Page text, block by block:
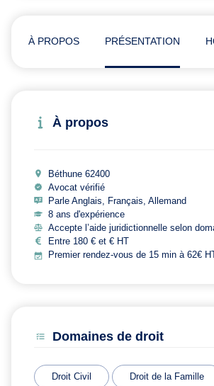
À PROPOS PRÉSENTATION
À propos
Béthune 62400
Avocat vérifié
Parle Anglais, Français, Allemand
8 ans d'expérience
Accepte l’aide juridictionnelle selon
Entre 180 € et € HT
Premier rendez-vous de 15 min à 62€
Domaines de droit
Droit Civil Droit de la Famille